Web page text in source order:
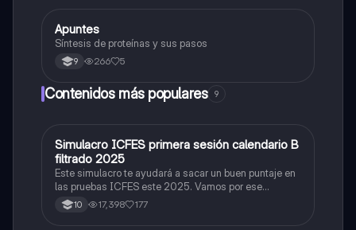
Biologia
Apuntes
Síntesis de proteínas y sus pasos
9 266 5
Contenidos más populares 9
ICFES: Matemáticas
Simulacro ICFES primera sesión calendario B
filtrado 2025
Este simulacro te ayudará a sacar un buen puntaje en
las pruebas ICFES este 2025. Vamos por ese
500/500. Y poder ser admitido en la universidad que
quieras, estudiar la carrera que quieres y no la que te
10 17,398 177